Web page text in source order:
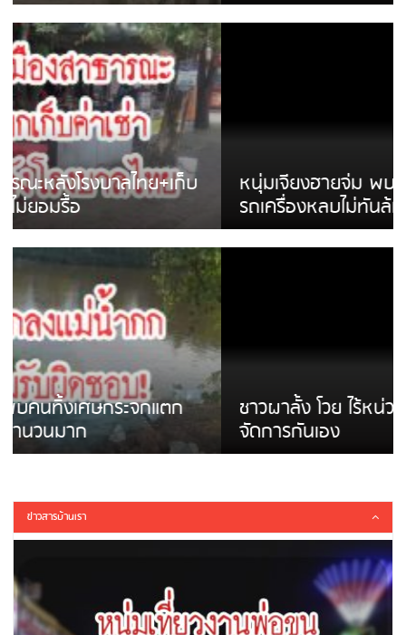
หนุ่มเจียงฮายจ่ม พบถังน้ำดื่มตกกลางถนน
รถเครื่องหลบไม่ทันล้มบาดเจ็บ
ชาวผาลั้ง โวย ไร้หน่วยงานดูแล ดินสไลด์ ต้อง
จัดการกันเอง
ข่าวสารบ้านเรา